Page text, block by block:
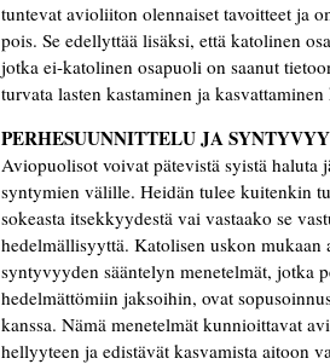
tuntevat avioliiton olennaiset tavoitteet ja
pois. Se edellyttää lisäksi, että katolinen
jotka ei-katolinen osapuoli on saanut
turvata lasten kastaminen ja
PERHESUUNNITTELU JA
Aviopuolisot voivat pätevistä syistä haluta
syntymien välille. Heidän tulee kuitenkin
sokeasta itsekkyydestä vai vastaako se
hedelmällisyyttä. Katolisen uskon
syntyvyyden sääntelyn menetelmät, jotka
hedelmättömiin jaksoihin, ovat
kanssa. Nämä menetelmät kunnioittavat
hellyyteen ja edistävät kasvamista aitoon